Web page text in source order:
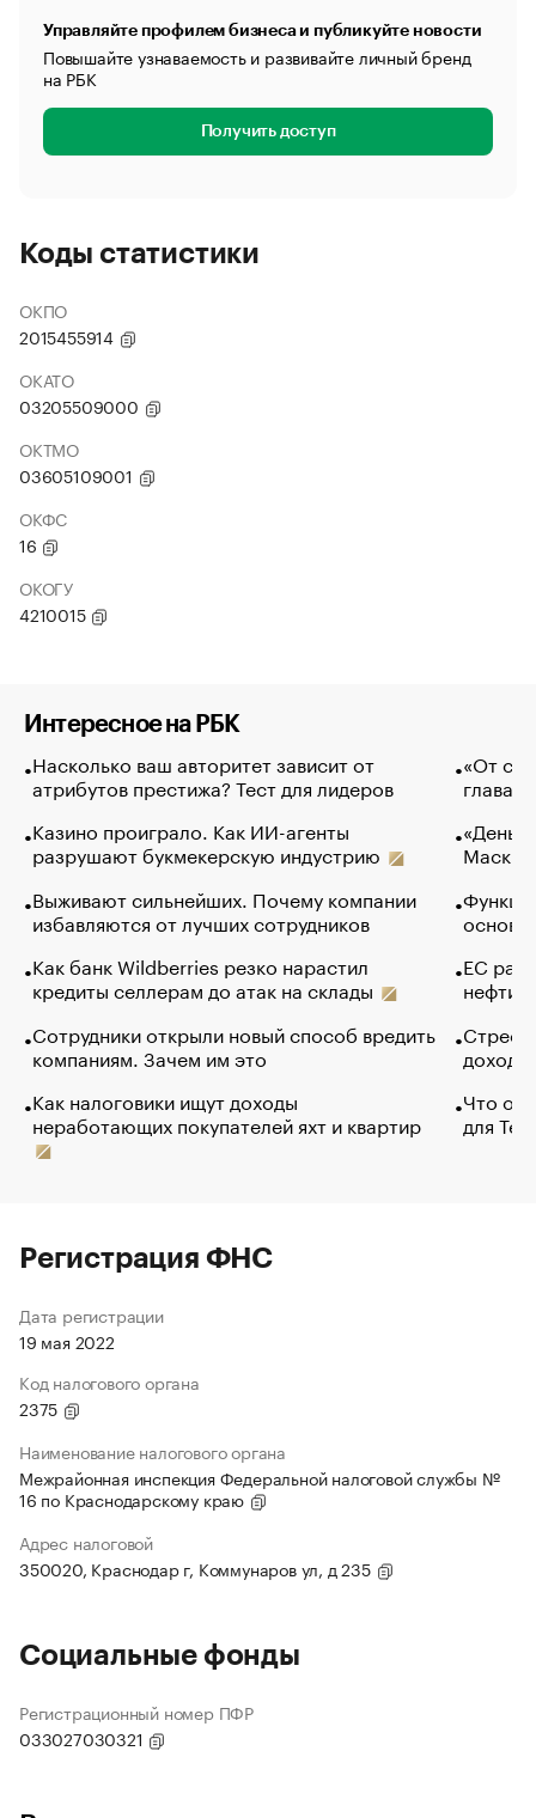
Управляйте профилем бизнеса и публикуйте новости
Повышайте узнаваемость и развивайте личный бренд
на РБК
Получить доступ
Коды статистики
ОКПО
2015455914
ОКАТО
03205509000
ОКТМО
03605109001
ОКФС
16
ОКОГУ
4210015
Интересное на РБК
Насколько ваш авторитет зависит от
атрибутов престижа? Тест для лидеров
Казино проиграло. Как ИИ-агенты
разрушают букмекерскую индустрию
Выживают сильнейших. Почему компании
избавляются от лучших сотрудников
Как банк Wildberries резко нарастил
кредиты селлерам до атак на склады
Сотрудники открыли новый способ вредить
компаниям. Зачем им это
Как налоговики ищут доходы
неработающих покупателей яхт и квартир
«От
глава
Маск в
основ
ЕС
нефти
Что
для
Регистрация ФНС
Дата регистрации
19 мая 2022
Код налогового органа
2375
Наименование налогового органа
Межрайонная инспекция Федеральной налоговой службы №
16 по Краснодарскому краю
Адрес налоговой
350020, Краснодар г, Коммунаров ул, д 235
Социальные фонды
Регистрационный номер ПФР
033027030321